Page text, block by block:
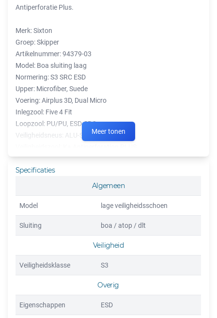
Antiperforatie Plus.
Merk: Sixton
Groep: Skipper
Artikelnummer: 94379-03
Model: Boa sluiting laag
Normering: S3 SRC ESD
Upper: Microfiber, Suede
Voering: Airplus 3D, Dual Micro
Inlegzool: Five 4 Fit
Loopzool: PU/PU, ESD-SRC
Veiligheidsneus: ALU-SXT Aluminium
Kleur: Zwart
Maatserie: 38-48
Extra: Vegan
Externe kunststof hielbescherming: Ja
Meer tonen
Specificaties
Algemeen
Model lage veiligheidsschoen
Sluiting boa / atop / dlt
Veiligheid
Veiligheidsklasse S3
Overig
Eigenschappen ESD